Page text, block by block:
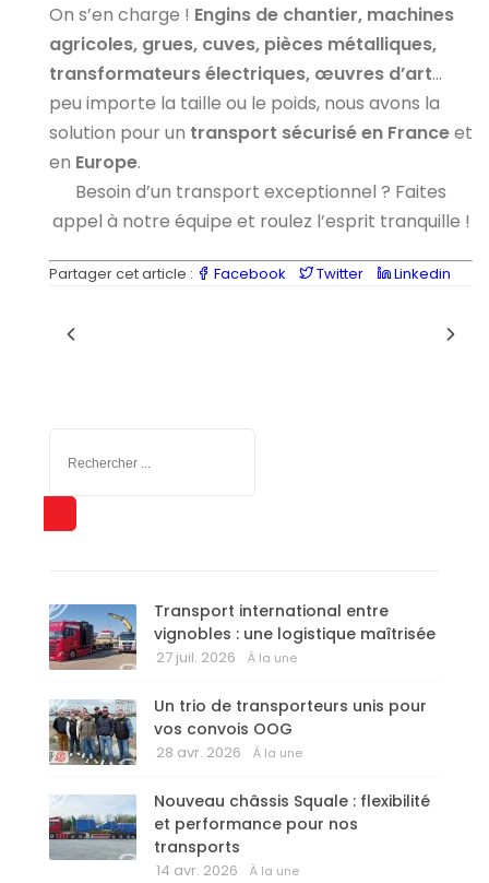
On s’en charge ! Engins de chantier, machines
agricoles, grues, cuves, pièces métalliques,
transformateurs électriques, œuvres d’art…
peu importe la taille ou le poids, nous avons la
solution pour un transport sécurisé en Franceet
en Europe.
Besoin d’un transport exceptionnel ? Faites
appel à notre équipe et roulez l’esprit tranquille !
Partager cet article : Facebook Twitter Linkedin
Transport international entre
vignobles : une logistique maîtrisée
27 juil. 2026 À la une
Un trio de transporteurs unis pour
vos convois OOG
28 avr. 2026 À la une
Nouveau châssis Squale : flexibilité
et performance pour nos
transports
14 avr. 2026 À la une